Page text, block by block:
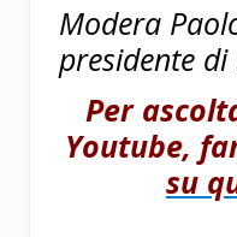
Modera
presidente di
Per
Youtube,
su